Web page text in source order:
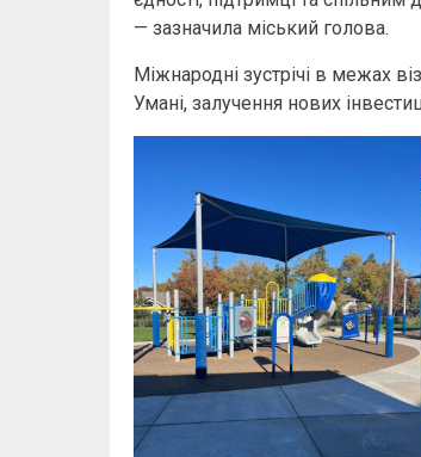
— зазначила міський голова.
Міжнародні зустрічі в межах
Умані, залучення нових